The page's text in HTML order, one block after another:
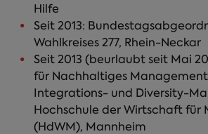
Hilfe
Seit 2013:
Wahlkreises 277, Rhein-Neckar
Seit 2013 (beurlaubt seit Mai
für Nachhaltiges
Integrations- und Diversity-
Hochschule der Wirtschaft für
(HdWM), Mannheim